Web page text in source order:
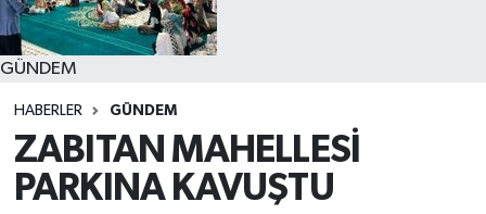
GÜNDEM
HABERLER GÜNDEM
ZABITAN MAHELLESİ
PARKINA KAVUŞTU